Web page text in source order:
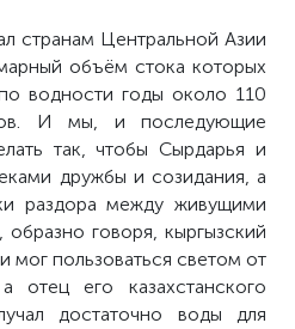
странам Центральной Азии
объём стока которых
водности годы около 110
И мы, и последующие
так, чтобы Сырдарья и
дружбы и созидания, а
раздора между живущими
говоря, кыргызский
мог пользоваться светом от
отец его казахстанского
достаточно воды для